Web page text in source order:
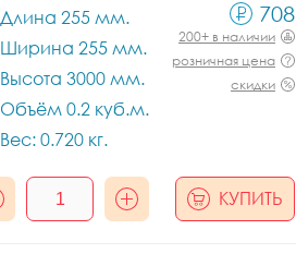
Длина 255 мм.
Ширина 255 мм.
Высота 3000 мм.
Объём 0.2 куб.м.
Вес: 0.720 кг.
708
200+ в наличии
розничная цена
скидки
КУПИТЬ